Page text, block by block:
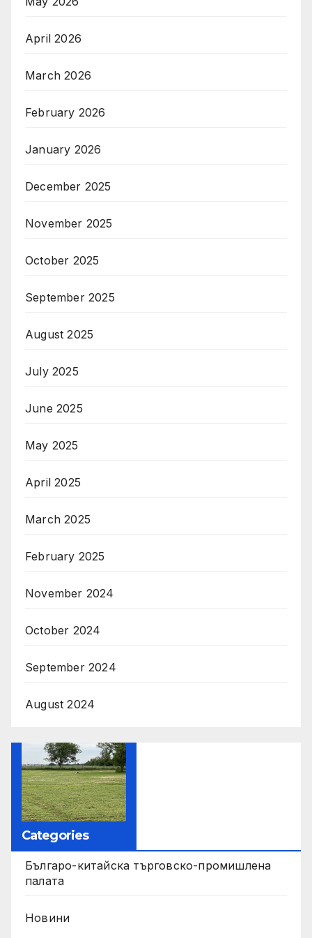
April 2026
March 2026
February 2026
January 2026
December 2025
November 2025
October 2025
September 2025
August 2025
July 2025
June 2025
May 2025
April 2025
March 2025
February 2025
November 2024
October 2024
September 2024
August 2024
Categories
Българо-китайска търговско-промишлена
палата
Новини